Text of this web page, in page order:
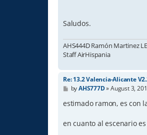
Saludos.
AHS444D Ramón Martinez
Staff AirHispania
Re: 13.2 Valencia-Alicante
P
s
t
byAHS777D»August 3,
estimado ramon, es con
en cuanto al escenario